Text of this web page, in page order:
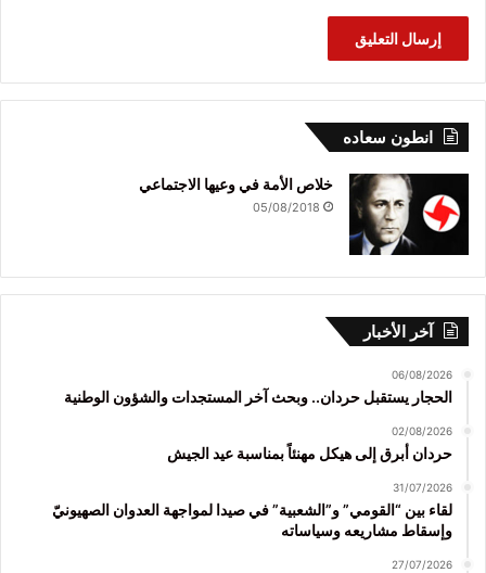
انطون سعاده
خلاص الأمة في وعيها الاجتماعي
05/08/2018
آخر الأخبار
06/08/2026
الحجار يستقبل حردان.. وبحث آخر المستجدات والشؤون الوطنية
02/08/2026
حردان أبرق إلى هيكل مهنئاً بمناسبة عيد الجيش
31/07/2026
لقاء بين “القومي” و”الشعبية” في صيدا لمواجهة العدوان الصهيونيّ
وإسقاط مشاريعه وسياساته
27/07/2026